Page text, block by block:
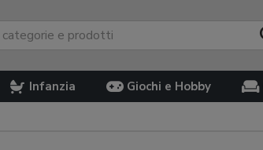
Infanzia Giochi e Hobby